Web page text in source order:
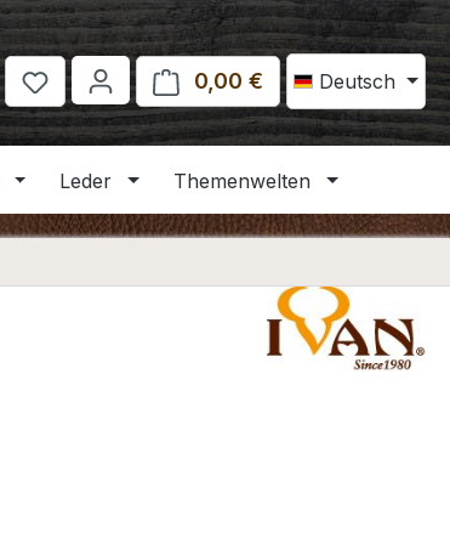
Deutsch
0,00 € Warenkorb
Leder Themenwelten